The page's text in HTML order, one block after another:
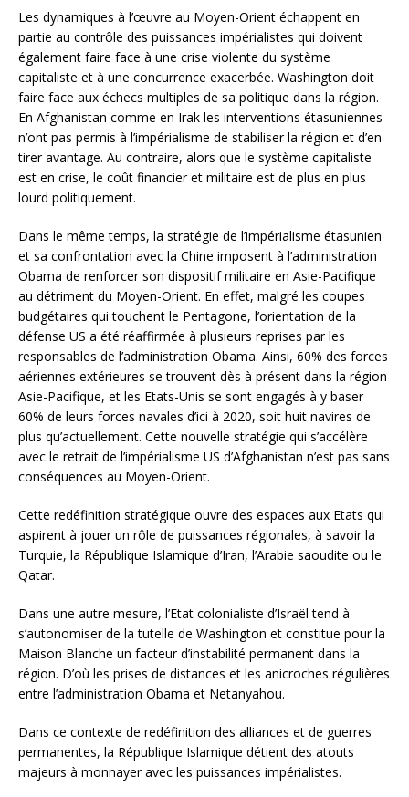
Les dynamiques à l’œuvre au Moyen-Orient échappent en
partie au contrôle des puissances impérialistes qui doivent
également faire face à une crise violente du système
capitaliste et à une concurrence exacerbée. Washington doit
faire face aux échecs multiples de sa politique dans la région.
En Afghanistan comme en Irak les interventions étasuniennes
n’ont pas permis à l’impérialisme de stabiliser la région et d’en
tirer avantage. Au contraire, alors que le système capitaliste
est en crise, le coût financier et militaire est de plus en plus
lourd politiquement.
Dans le même temps, la stratégie de l’impérialisme étasunien
et sa confrontation avec la Chine imposent à l’administration
Obama de renforcer son dispositif militaire en Asie-Pacifique
au détriment du Moyen-Orient. En effet, malgré les coupes
budgétaires qui touchent le Pentagone, l’orientation de la
défense US a été réaffirmée à plusieurs reprises par les
responsables de l’administration Obama. Ainsi, 60% des forces
aériennes extérieures se trouvent dès à présent dans la région
Asie-Pacifique, et les Etats-Unis se sont engagés à y baser
60% de leurs forces navales d’ici à 2020, soit huit navires de
plus qu’actuellement. Cette nouvelle stratégie qui s’accélère
avec le retrait de l’impérialisme US d’Afghanistan n’est pas sans
conséquences au Moyen-Orient.
Cette redéfinition stratégique ouvre des espaces aux Etats qui
aspirent à jouer un rôle de puissances régionales, à savoir la
Turquie, la République Islamique d’Iran, l’Arabie saoudite ou le
Qatar.
Dans une autre mesure, l’Etat colonialiste d’Israël tend à
s’autonomiser de la tutelle de Washington et constitue pour la
Maison Blanche un facteur d’instabilité permanent dans la
région. D’où les prises de distances et les anicroches régulières
entre l’administration Obama et Netanyahou.
Dans ce contexte de redéfinition des alliances et de guerres
permanentes, la République Islamique détient des atouts
majeurs à monnayer avec les puissances impérialistes.